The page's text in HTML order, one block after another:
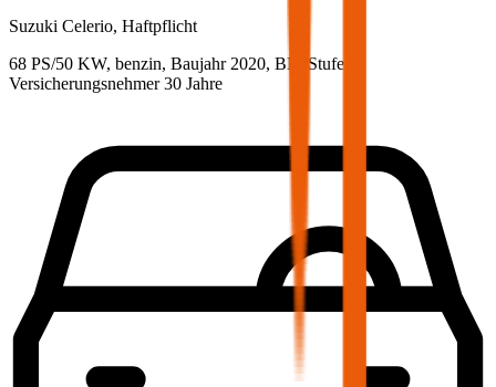
Suzuki Celerio, Haftpflicht
68 PS/50 KW, benzin, Baujahr 2020, BM-Stufe
Versicherungsnehmer 30 Jahre